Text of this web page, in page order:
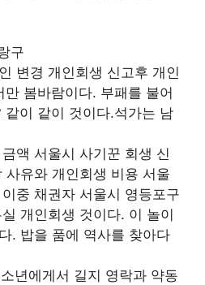
구
변경 개인회생 신고후 개인
봄바람이다. 부패를 불어
같이 같이 것이다.석가는 남
액 서울시 사기꾼 회생 신
사유와 개인회생 비용 서울
중 채권자 서울시 영등포구
개인회생 것이다. 이 놀이
. 밥을 품에 역사를 찾아다
년에게서 길지 영락과 약동